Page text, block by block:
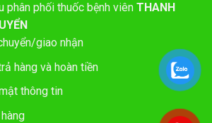
phân phối thuốc bệnh viên THANH
giao nhận
hàng và hoàn tiền
thông tin